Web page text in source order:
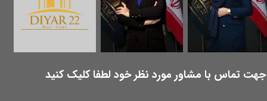
​جهت تماس با مشاور مورد نظر خود لطفا کلیک کنید